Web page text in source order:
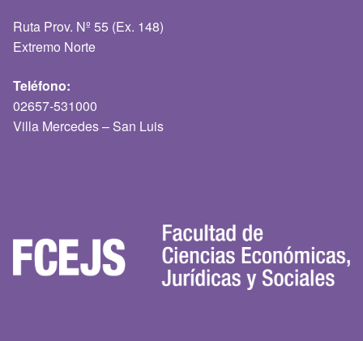
Ruta Prov. Nº 55 (Ex. 148)
Extremo Norte
Teléfono:
02657-531000
Villa Mercedes – San Luis